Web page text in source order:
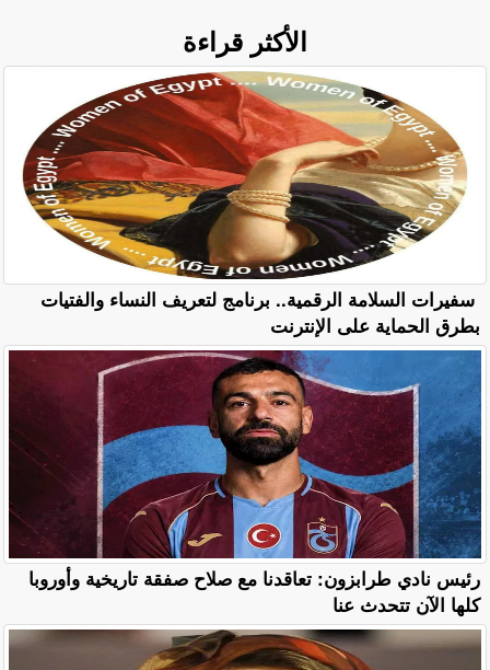
الأكثر قراءة
سفيرات السلامة الرقمية.. برنامج لتعريف النساء والفتيات
بطرق الحماية على الإنترنت
رئيس نادي طرابزون: تعاقدنا مع صلاح صفقة تاريخية وأوروبا
كلها الآن تتحدث عنا